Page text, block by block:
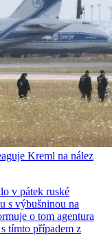
Kreml na nález
v pátek ruské
s výbušninou na
o tom agentura
tímto případem z